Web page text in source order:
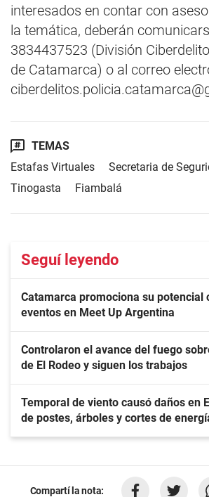
interesados en contar con
la temática, deberán
3834437523 (División
de Catamarca) o al correo
TEMAS
Estafas Virtuales
Secretaria de
Tinogasta
Fiambalá
Seguí leyendo
Catamarca promociona su potencial
eventos en Meet Up Argentina
Controlaron el avance del fuego
de El Rodeo y siguen los trabajos
Temporal de viento causó daños en
de postes, árboles y cortes de
Compartí la nota: